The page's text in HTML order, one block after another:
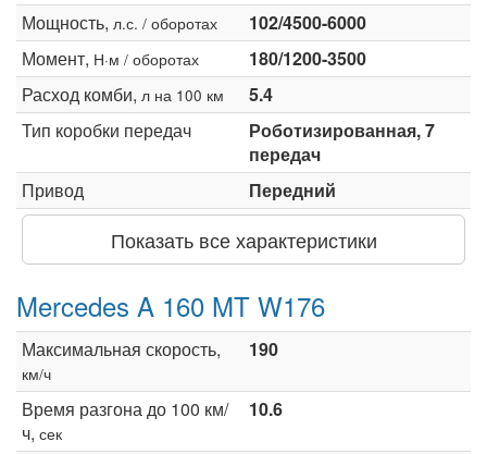
Мощность, л.с. / оборотах
102/4500-6000
Момент, Н·м / оборотах
180/1200-3500
Расход комби, л на 100 км
5.4
Тип коробки передач
Роботизированная, 7
передач
Привод
Передний
Показать все характеристики
Mercedes A 160 MT W176
Максимальная скорость,
км/ч
190
Время разгона до 100 км/
ч, сек
10.6